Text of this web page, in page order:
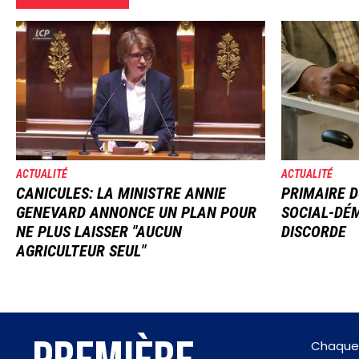
Image
ACTUALITÉ
CANICULES: LA MINISTRE ANNIE
GENEVARD ANNONCE UN PLAN POUR
NE PLUS LAISSER "AUCUN
AGRICULTEUR SEUL"
Image
ACTUALITÉ
PRIMAIRE
SOCIAL-
DISCORDE